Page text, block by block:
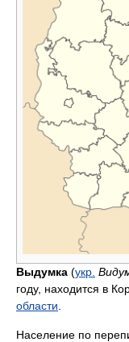
Выдумка (укр.
году, находится в
области
Население по